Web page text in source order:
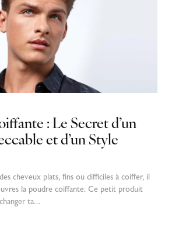
: Le Secret d’un
et d’un Style
cheveux plats, fins ou difficiles à coiffer, il
la poudre coiffante. Ce petit produit
ta…